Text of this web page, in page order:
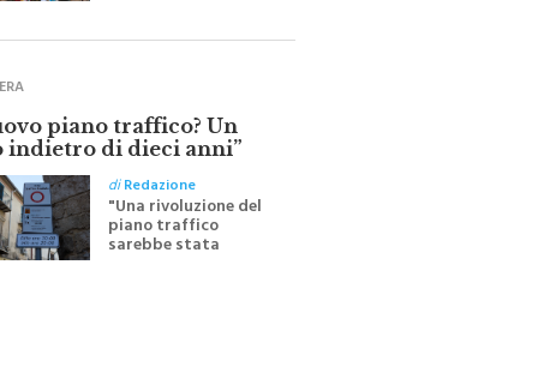
Festa del Santissimo
piano traffico? Un
indietro di dieci anni”
diRedazione
"Una rivoluzione del
piano traffico
sarebbe stata
efficace se preceduta